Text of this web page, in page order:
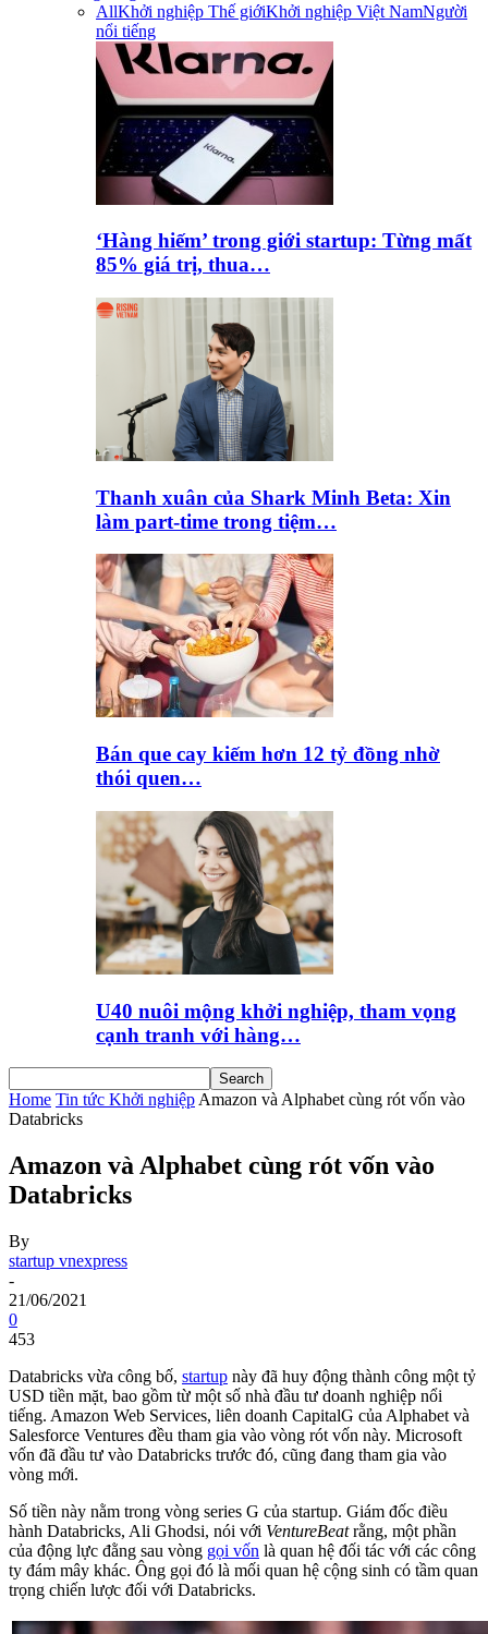
AllKhởi nghiệp Thế giớiKhởi nghiệp Việt NamNgười
nổi tiếng
‘Hàng hiếm’ trong giới startup: Từng mất
85% giá trị, thua…
Thanh xuân của Shark Minh Beta: Xin
làm part-time trong tiệm…
Bán que cay kiếm hơn 12 tỷ đồng nhờ
thói quen…
U40 nuôi mộng khởi nghiệp, tham vọng
cạnh tranh với hàng…
Home Tin tức Khởi nghiệp Amazon và Alphabet cùng rót vốn vào
Databricks
Amazon và Alphabet cùng rót vốn vào
Databricks
By
startup vnexpress
-
21/06/2021
0
453
Databricks vừa công bố, startup này đã huy động thành công một tỷ
USD tiền mặt, bao gồm từ một số nhà đầu tư doanh nghiệp nổi
tiếng. Amazon Web Services, liên doanh CapitalG của Alphabet và
Salesforce Ventures đều tham gia vào vòng rót vốn này. Microsoft
vốn đã đầu tư vào Databricks trước đó, cũng đang tham gia vào
vòng mới.
Số tiền này nằm trong vòng series G của startup. Giám đốc điều
hành Databricks, Ali Ghodsi, nói với VentureBeatrằng, một phần
của động lực đằng sau vòng gọi vốn là quan hệ đối tác với các công
ty đám mây khác. Ông gọi đó là mối quan hệ cộng sinh có tầm quan
trọng chiến lược đối với Databricks.